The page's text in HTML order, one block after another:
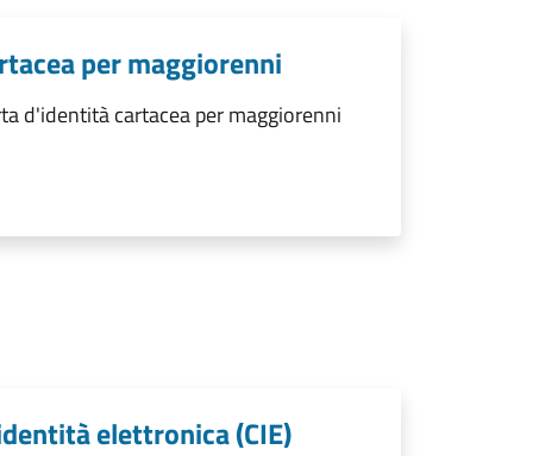
per maggiorenni
d'identità cartacea per maggiorenni
elettronica (CIE)